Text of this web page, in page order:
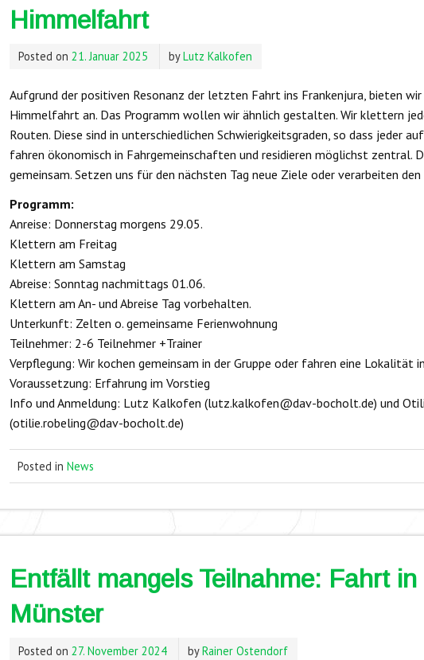
Himmelfahrt
Posted on 21. Januar 2025 byLutz Kalkofen
Aufgrund der positiven Resonanz der letzten Fahrt ins Frankenjura, bieten
Himmelfahrt an. Das Programm wollen wir ähnlich gestalten. Wir klettern
Routen. Diese sind in unterschiedlichen Schwierigkeitsgraden, so dass jeder
fahren ökonomisch in Fahrgemeinschaften und residieren möglichst zentral.
gemeinsam. Setzen uns für den nächsten Tag neue Ziele oder verarbeiten
Programm:
Anreise: Donnerstag morgens 29.05.
Klettern am Freitag
Klettern am Samstag
Abreise: Sonntag nachmittags 01.06.
Klettern am An- und Abreise Tag vorbehalten.
Unterkunft: Zelten o. gemeinsame Ferienwohnung
Teilnehmer: 2-6 Teilnehmer +Trainer
Verpflegung: Wir kochen gemeinsam in der Gruppe oder fahren eine Lokalität
Voraussetzung: Erfahrung im Vorstieg
Info und Anmeldung: Lutz Kalkofen (lutz.kalkofen@dav-bocholt.de) und
(otilie.robeling@dav-bocholt.de)
Posted in News
Entfällt mangels Teilnahme: Fahrt
Münster
Posted on 27. November 2024 byRainer Ostendorf